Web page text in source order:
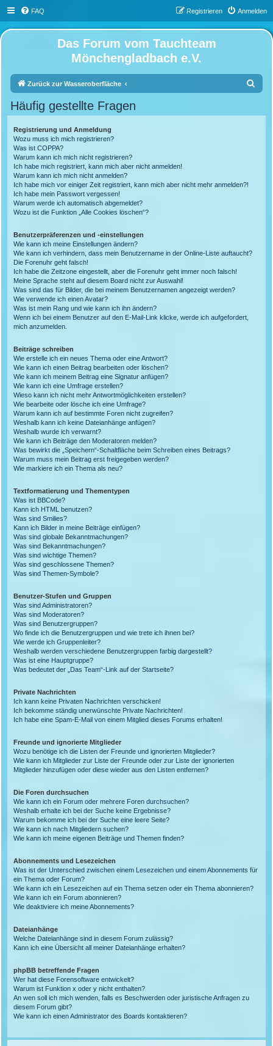
FAQ Anmelden
Registrieren
Das Forum vom Tauchteam
Mönchengladbach e.V.
Zurück zur Wasseroberfläche
Häufig gestellte Fragen
Registrierung und Anmeldung
Wozu muss ich mich registrieren?
Was ist COPPA?
Warum kann ich mich nicht registrieren?
Ich habe mich registriert, kann mich aber nicht anmelden!
Warum kann ich mich nicht anmelden?
Ich habe mich vor einiger Zeit registriert, kann mich aber nicht mehr anmelden?!
Ich habe mein Passwort vergessen!
Warum werde ich automatisch abgemeldet?
Wozu ist die Funktion „Alle Cookies löschen“?
Benutzerpräferenzen und -einstellungen
Wie kann ich meine Einstellungen ändern?
Wie kann ich verhindern, dass mein Benutzername in der Online-Liste auftaucht?
Die Forenuhr geht falsch!
Ich habe die Zeitzone eingestellt, aber die Forenuhr geht immer noch falsch!
Meine Sprache steht auf diesem Board nicht zur Auswahl!
Was sind das für Bilder, die bei meinem Benutzernamen angezeigt werden?
Wie verwende ich einen Avatar?
Was ist mein Rang und wie kann ich ihn ändern?
Wenn ich bei einem Benutzer auf den E-Mail-Link klicke, werde ich aufgefordert,
mich anzumelden.
Beiträge schreiben
Wie erstelle ich ein neues Thema oder eine Antwort?
Wie kann ich einen Beitrag bearbeiten oder löschen?
Wie kann ich meinem Beitrag eine Signatur anfügen?
Wie kann ich eine Umfrage erstellen?
Wieso kann ich nicht mehr Antwortmöglichkeiten erstellen?
Wie bearbeite oder lösche ich eine Umfrage?
Warum kann ich auf bestimmte Foren nicht zugreifen?
Weshalb kann ich keine Dateianhänge anfügen?
Weshalb wurde ich verwarnt?
Wie kann ich Beiträge den Moderatoren melden?
Was bewirkt die „Speichern“-Schaltfläche beim Schreiben eines Beitrags?
Warum muss mein Beitrag erst freigegeben werden?
Wie markiere ich ein Thema als neu?
Textformatierung und Thementypen
Was ist BBCode?
Kann ich HTML benutzen?
Was sind Smilies?
Kann ich Bilder in meine Beiträge einfügen?
Was sind globale Bekanntmachungen?
Was sind Bekanntmachungen?
Was sind wichtige Themen?
Was sind geschlossene Themen?
Was sind Themen-Symbole?
Benutzer-Stufen und Gruppen
Was sind Administratoren?
Was sind Moderatoren?
Was sind Benutzergruppen?
Wo finde ich die Benutzergruppen und wie trete ich ihnen bei?
Wie werde ich Gruppenleiter?
Weshalb werden verschiedene Benutzergruppen farbig dargestellt?
Was ist eine Hauptgruppe?
Was bedeutet der „Das Team“-Link auf der Startseite?
Private Nachrichten
Ich kann keine Privaten Nachrichten verschicken!
Ich bekomme ständig unerwünschte Private Nachrichten!
Ich habe eine Spam-E-Mail von einem Mitglied dieses Forums erhalten!
Freunde und ignorierte Mitglieder
Wozu benötige ich die Listen der Freunde und ignorierten Mitglieder?
Wie kann ich Mitglieder zur Liste der Freunde oder zur Liste der ignorierten
Mitglieder hinzufügen oder diese wieder aus den Listen entfernen?
Die Foren durchsuchen
Wie kann ich ein Forum oder mehrere Foren durchsuchen?
Weshalb erhalte ich bei der Suche keine Ergebnisse?
Warum bekomme ich bei der Suche eine leere Seite?
Wie kann ich nach Mitgliedern suchen?
Wie kann ich meine eigenen Beiträge und Themen finden?
Abonnements und Lesezeichen
Was ist der Unterschied zwischen einem Lesezeichen und einem Abonnements für
ein Thema oder Forum?
Wie kann ich ein Lesezeichen auf ein Thema setzen oder ein Thema abonnieren?
Wie kann ich ein Forum abonnieren?
Wie deaktiviere ich meine Abonnements?
Dateianhänge
Welche Dateianhänge sind in diesem Forum zulässig?
Kann ich eine Übersicht all meiner Dateianhänge erhalten?
phpBB betreffende Fragen
Wer hat diese Forensoftware entwickelt?
Warum ist Funktion x oder y nicht enthalten?
An wen soll ich mich wenden, falls es Beschwerden oder juristische Anfragen zu
diesem Forum gibt?
Wie kann ich einen Administrator des Boards kontaktieren?